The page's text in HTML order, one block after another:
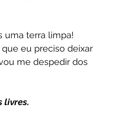
uma terra limpa!
eu preciso deixar
me despedir dos
livres.